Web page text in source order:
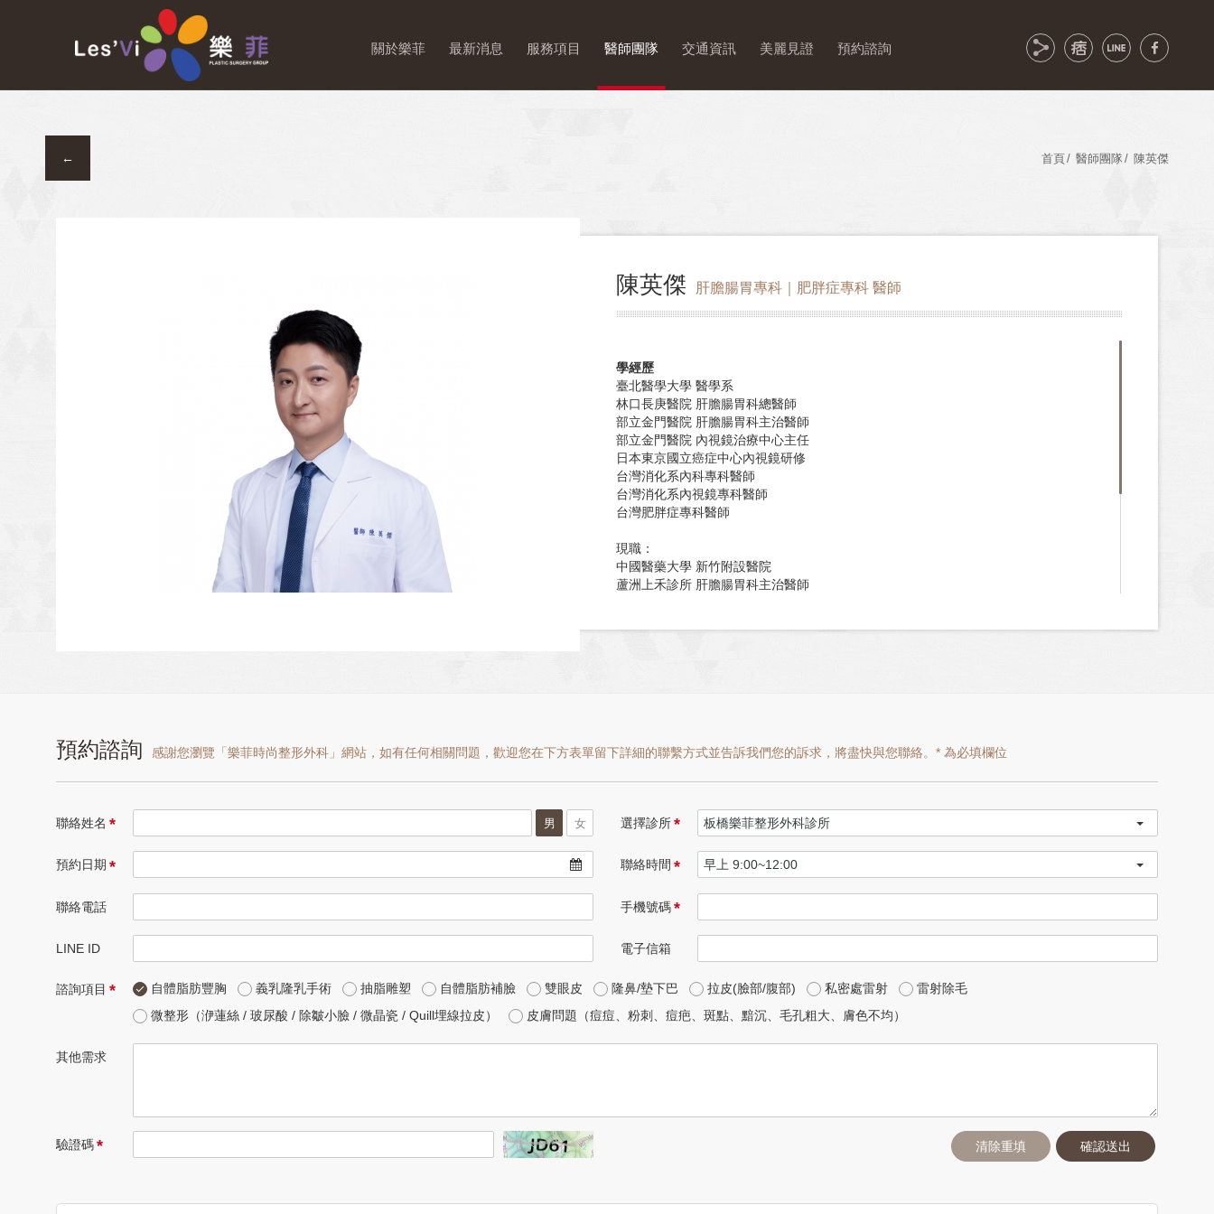
關於樂菲 最新消息 服務項目 醫師團隊 交通資訊 美麗見證 預約諮詢
首頁 醫師團隊 陳英傑
←
陳英傑 肝膽腸胃專科｜肥胖症專科 醫師
學經歷
臺北醫學大學 醫學系
林口長庚醫院 肝膽腸胃科總醫師
部立金門醫院 肝膽腸胃科主治醫師
部立金門醫院 內視鏡治療中心主任
日本東京國立癌症中心內視鏡研修
台灣消化系內科專科醫師
台灣消化系內視鏡專科醫師
台灣肥胖症專科醫師
現職：
中國醫藥大學 新竹附設醫院
蘆洲上禾診所 肝膽腸胃科主治醫師
預約諮詢 感謝您瀏覽「樂菲時尚整形外科」網站，如有任何相關問題，歡迎您在下方表單留下詳細的聯繫方式並告訴我們您的訴求，將盡快與您聯絡。* 為必填欄位
聯絡姓名 * 男 女 選擇診所*
預約日期 * 聯絡時間 *
聯絡電話 手機號碼*
LINE ID 電子信箱
諮詢項目 * 自體脂肪豐胸 義乳隆乳手術 抽脂雕塑 自體脂肪補臉 雙眼皮 隆鼻/墊下巴 拉皮(臉部/腹部) 私密處雷射
雷射除毛
微整形（洢蓮絲 / 玻尿酸 / 除皺小臉 / 微晶瓷 / Quill埋線拉皮）
皮膚問題（痘痘、粉刺、痘疤、斑點、黯沉、毛孔粗大、膚色不均）
其他需求
驗證碼* 清除重填 確認送出